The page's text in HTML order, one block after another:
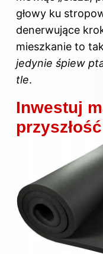
głowy ku
denerwujące
mieszkanie to
jedynie śpiew
tle.
Inwestuj